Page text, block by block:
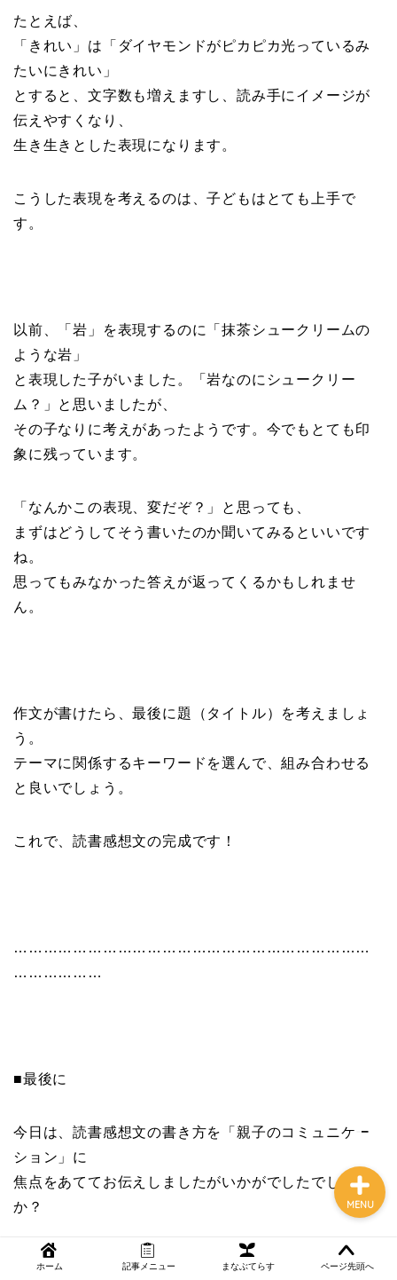
たとえば、
「きれい」は「ダイヤモンドがピカピカ光っているみ
たいにきれい」
とすると、文字数も増えますし、読み手にイメージが
伝えやすくなり、
生き生きとした表現になります。
こうした表現を考えるのは、子どもはとても上手で
す。
以前、「岩」を表現するのに「抹茶シュークリームの
ような岩」
と表現した子がいました。「岩なのにシュークリー
ム？」と思いましたが、
その子なりに考えがあったようです。今でもとても印
象に残っています。
「なんかこの表現、変だぞ？」と思っても、
まずはどうしてそう書いたのか聞いてみるといいです
ね。
思ってもみなかった答えが返ってくるかもしれませ
ん。
作文が書けたら、最後に題（タイトル）を考えましょ
う。
テーマに関係するキーワードを選んで、組み合わせる
と良いでしょう。
これで、読書感想文の完成です！
………………………………………………………………
………………
■最後に
今日は、読書感想文の書き方を「親子のコミュニケー
ション」に
焦点をあててお伝えしましたがいかがでしたでしょう
か？
ぜひ、親子で楽しんで感想文を書いてみてください。
ホーム 記事メニュー まなぶてらす ページ先頭へ
MENU
NEWS